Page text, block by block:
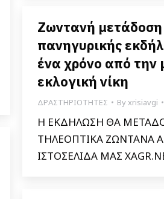
Ζωντανή μετάδοση
πανηγυρικής
ένα χρόνο από την
εκλογική νίκη
ΔΡΑΣΤΗΡΙΟΤΗΤΕΣ Byxrisiavgi
Η ΕΚΔΗΛΩΣΗ ΘΑ
ΤΗΛΕΟΠΤΙΚΑ ΖΩΝΤΑΝΑ
ΙΣΤΟΣΕΛΙΔΑ ΜΑΣ